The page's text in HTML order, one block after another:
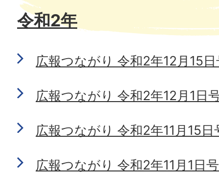
令和2年
広報つながり 令和2年12月15
広報つながり 令和2年12月1日
広報つながり 令和2年11月15日
広報つながり 令和2年11月1日